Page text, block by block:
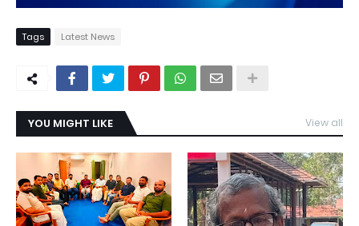
Tags Latest News
YOU MIGHT LIKE View all